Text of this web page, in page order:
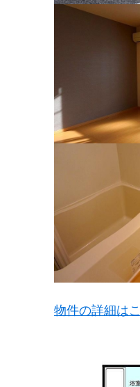
物件の詳細は